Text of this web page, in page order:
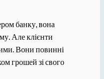
банку, вона
Але клієнти
Вони повинні
грошей зі свого